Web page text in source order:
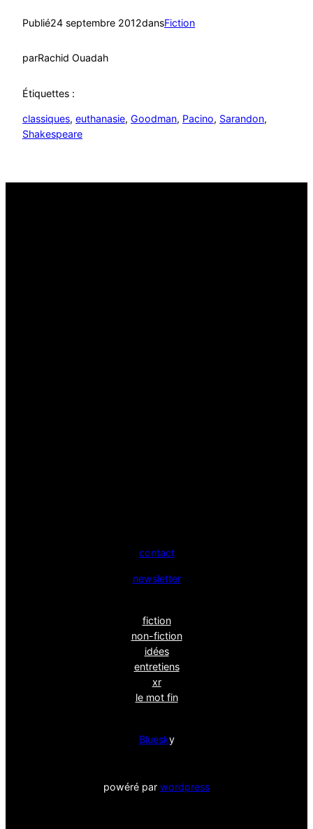
Publié24 septembre 2012dansFiction
parRachid Ouadah
Étiquettes :
classiques, euthanasie, Goodman, Pacino, Sarandon
Shakespeare
contact
newsletter
fiction
non-fiction
idées
entretiens
xr
le mot fin
Bluesky
powéré par wordpress